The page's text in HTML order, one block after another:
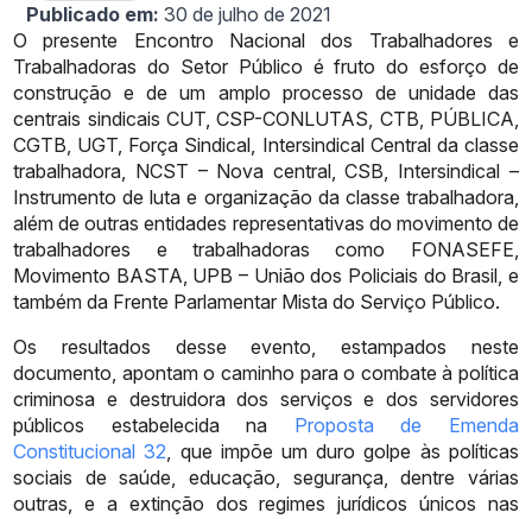
Publicado em: 30 de julho de 2021
O
presente Encontro Nacional dos Trabalhadores
e
Trabalhadoras do Setor Público é fruto do esforço de
construção e de um amplo processo de unidade das
centrais sindicais CUT, CSP-CONLUTAS, CTB, PÚBLICA,
CGTB, UGT, Força Sindical, Intersindical Central da classe
trabalhadora, NCST – Nova central, CSB, Intersindical –
Instrumento de luta e organização da classe trabalhadora,
além de outras entidades representativas do movimento de
trabalhadores e
trabalhadoras como
FONASEFE,
Movimento BASTA, UPB – União dos Policiais do Brasil, e
também da Frente Parlamentar Mista do Serviço Público.
Os resultados desse evento, estampados neste
documento, apontam o caminho para o combate à política
criminosa e destruidora dos serviços e dos servidores
públicos estabelecida na Proposta de Emenda
Constitucional 32
que impõe um duro golpe às políticas
sociais de saúde, educação, segurança, dentre várias
outras,
e a extinção dos regimes jurídicos únicos nas